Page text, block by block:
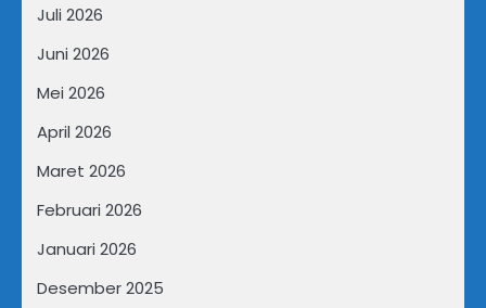
Juli 2026
Juni 2026
Mei 2026
April 2026
Maret 2026
Februari 2026
Januari 2026
Desember 2025